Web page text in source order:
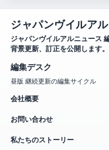
ジャパンヴイルア
ジャパンヴイルアルニュース
背景更新、訂正を公開します。
編集デスク
昼版 継続更新の編集サイクル
会社概要
お問い合わせ
私たちのストーリー